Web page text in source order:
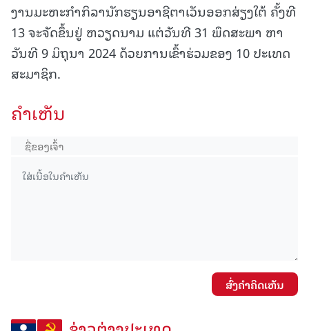
ງານມະຫະກຳກິລານັກຮຽນອາຊີຕາເວັນອອກສ່ຽງໃຕ້ ຄັ້ງທີ
13 ຈະຈັດຂຶ້ນຢູ່ ຫວຽດນາມ ແຕ່ວັນທີ 31 ພຶດສະພາ ຫາ
ວັນທີ 9 ມິຖຸນາ 2024 ດ້ວຍການເຂົ້າຮ່ວມຂອງ 10 ປະເທດ
ສະມາຊິກ.
ຄໍາເຫັນ
ສົ່ງຄໍາຄິດເຫັນ